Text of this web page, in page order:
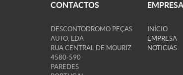
CONTACTOS
DESCONTODROMO PEÇAS
AUTO, LDA
RUA CENTRAL DE MOURIZ
4580-590
PAREDES
EMPRESA
INÍCIO
EMPRESA
NOTICIAS